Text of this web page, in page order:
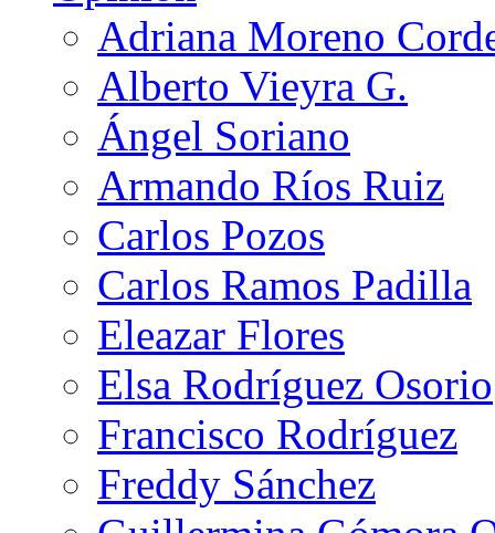
Adriana Moreno
Alberto Vieyra G.
Ángel Soriano
Armando Ríos Ruiz
Carlos Pozos
Carlos Ramos Padilla
Eleazar Flores
Elsa Rodríguez Osorio
Francisco Rodríguez
Freddy Sánchez